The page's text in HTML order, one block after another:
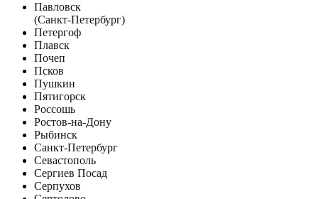
Павловск
(Санкт-Петербург)
Петергоф
Плавск
Почеп
Псков
Пушкин
Пятигорск
Россошь
Ростов-на-Дону
Рыбинск
Санкт-Петербург
Севастополь
Сергиев Посад
Серпухов